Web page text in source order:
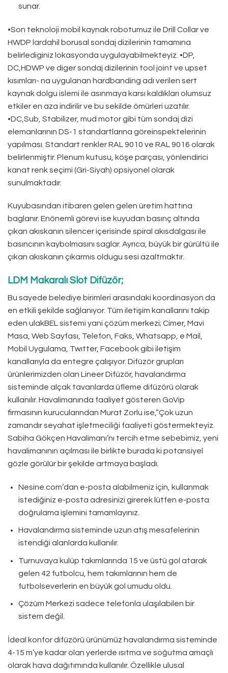
sunar.
•Son teknoloji mobil kaynak robotumuz ile Drill Collar ve
HWDP lardahil borusal sondaj dizilerinin tamamına
belirlediginiz lokasyonda uygulayabilmekteyiz. •DP,
DC,HDWP ve diger sondaj dizilerinin tool joint ve upset
kısımları- na uygulanan hardbanding adı verilen sert
kaynak dolgu islemi ile asınmaya karsı kaldıkları olumsuz
etkiler en aza indirilir ve bu sekilde ömürleri uzatılır.
•DC,Sub, Stabilizer, mud motor gibi tüm sondaj dizi
elemanlarının DS-1 standartlarına göreinspektelerinin
yapılması. Standart renkler RAL 9010 ve RAL 9016 olarak
belirlenmiştir. Plenum kutusu, köşe parçası, yönlendirici
kanat renk seçimi (Gri-Siyah) opsiyonel olarak
sunulmaktadır.
Kuyubasından itibaren gelen gelen üretim hattına
baglanır. Enönemli görevi ise kuyudan basınç altında
çıkan akıskanın silencer içerisinde spiral akısdalgası ile
basıncının kaybolmasını saglar. Ayrıca, büyük bir gürültü ile
çıkan akıskanın çıkarmıs oldugu sesi azaltmaktır.
LDM Makaralı Slot Difüzör;
Bu sayede belediye birimleri arasındaki koordinasyon da
en etkili şekilde sağlanıyor. Tüm iletişim kanallarını takip
eden ulakBEL sistemi yani çözüm merkezi; Cimer, Mavi
Masa, Web Sayfası, Telefon, Faks, Whatsapp, e Mail,
Mobil Uygulama, Twıtter, Facebook gibi iletişim
kanallarıyla da entegre çalışıyor. Difüzör grupları
ürünlerimizden olan Lineer Difüzör, havalandırma
sisteminde alçak tavanlarda üfleme difüzörü olarak
kullanılır. Havalimanında faaliyet gösteren GoVip
firmasının kurucularından Murat Zorlu ise,”Çok uzun
zamandır seyahat işletmeciliği faaliyeti göstermekteyiz.
Sabiha Gökçen Havalimanı’nı tercih etme sebebimiz, yeni
havalimanının açılması ile birlikte burada ki potansiyel
gözle görülür bir şekilde artmaya başladı.
Nesine.com’dan e-posta alabilmeniz için, kullanmak
istediğiniz e-posta adresinizi girerek lütfen e-posta
doğrulama işlemini tamamlayınız.
Havalandırma sisteminde uzun atış mesafelerinin
istendiği alanlarda kullanılır.
Turnuvaya kulüp takımlarında 15 ve üstü gol atarak
gelen 42 futbolcu, hem takımlarının hem de
futbolseverlerin en büyük gol umudu oldu.
Çözüm Merkezi sadece telefonla ulaşılabilen bir
sistem değil.
İdeal konfor difüzörü ürünümüz havalandırma sisteminde
4-15 m’ye kadar olan yerlerde ısıtma ve soğutma amaçlı
olarak hava dağıtımında kullanılır. Özellikle ulusal